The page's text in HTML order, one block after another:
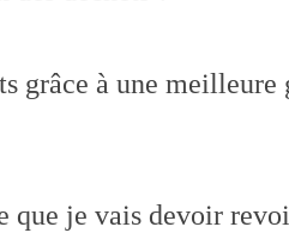
grâce à une meilleure
que je vais devoir